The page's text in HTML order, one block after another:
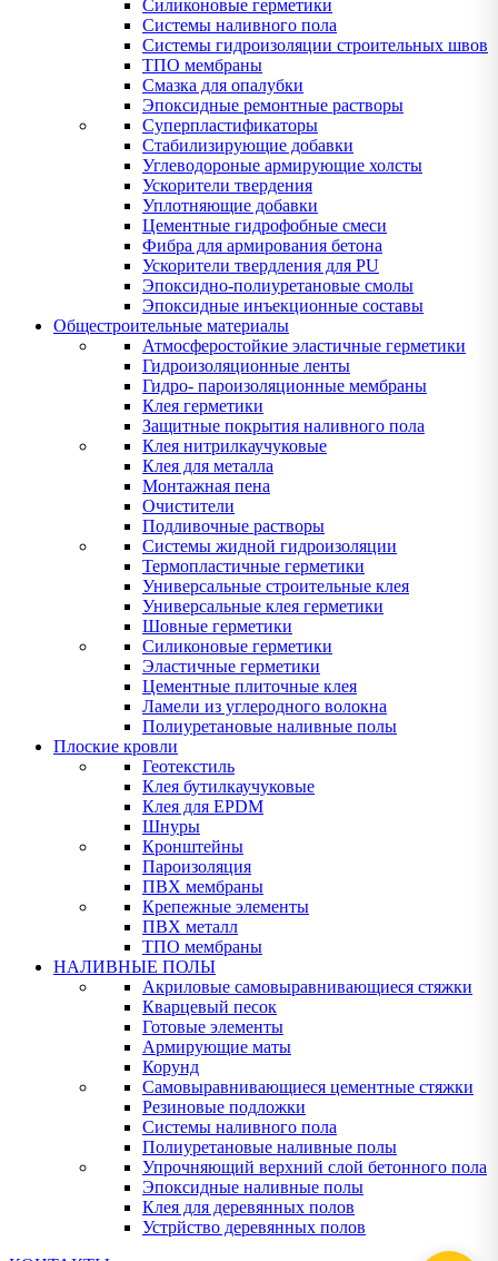
Силиконовые герметики
Системы наливного пола
Системы гидроизоляции строительных швов
ТПО мембраны
Смазка для опалубки
Эпоксидные ремонтные растворы
Суперпластификаторы
Стабилизирующие добавки
Углеводороные армирующие холсты
Ускорители твердения
Уплотняющие добавки
Цементные гидрофобные смеси
Фибра для армирования бетона
Ускорители твердления для PU
Эпоксидно-полиуретановые смолы
Эпоксидные инъекционные составы
Общестроительные материалы
Атмосферостойкие эластичные герметики
Гидроизоляционные ленты
Гидро- пароизоляционные мембраны
Клея герметики
Защитные покрытия наливного пола
Клея нитрилкаучуковые
Клея для металла
Монтажная пена
Очистители
Подливочные растворы
Системы жидной гидроизоляции
Термопластичные герметики
Универсальные строительные клея
Универсальные клея герметики
Шовные герметики
Силиконовые герметики
Эластичные герметики
Цементные плиточные клея
Ламели из углеродного волокна
Полиуретановые наливные полы
Плоские кровли
Геотекстиль
Клея бутилкаучуковые
Клея для EPDM
Шнуры
Кронштейны
Пароизоляция
ПВХ мембраны
Крепежные элементы
ПВХ металл
ТПО мембраны
НАЛИВНЫЕ ПОЛЫ
Акриловые самовыравнивающиеся стяжки
Кварцевый песок
Готовые элементы
Армирующие маты
Корунд
Самовыравнивающиеся цементные стяжки
Резиновые подложки
Системы наливного пола
Полиуретановые наливные полы
Упрочняющий верхний слой бетонного пола
Эпоксидные наливные полы
Клея для деревянных полов
Устрйство деревянных полов